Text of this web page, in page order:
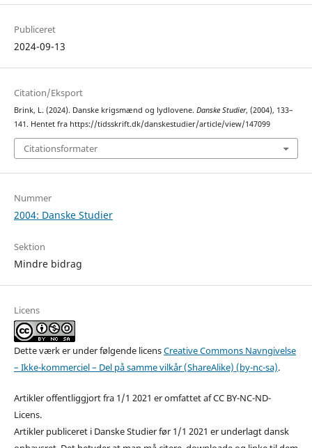
Publiceret
2024-09-13
Citation/Eksport
Brink, L. (2024). Danske krigsmænd og lydlovene. Danske Studier, (2004), 133–
141. Hentet fra https://tidsskrift.dk/danskestudier/article/view/147099
Citationsformater
Nummer
2004: Danske Studier
Sektion
Mindre bidrag
Licens
Dette værk er under følgende licensCreative Commons Navngivelse
– Ikke-kommerciel – Del på samme vilkår (ShareAlike) (by-nc-sa).
Artikler offentliggjort fra 1/1 2021 er omfattet af CC BY-NC-ND-
Licens.
Artikler publiceret i Danske Studier før 1/1 2021 er underlagt dansk